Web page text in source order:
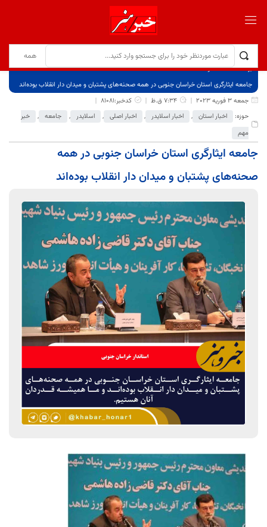
برگ نخست
نوشته‌ها
جامعه ایثارگری استان خراسان جنوبی در همه صحنه‌های پشتبان و میدان ‌دار انقلاب بوده‌اند
جمعه 3 فوریه 2023
7:34 ق.ظ
کدخبر:81081
حوزه:
اخبار استان , اخبار اسلایدر , اخبار اصلی , اسلایدر , جامعه ,
خبر
مهم
جامعه ایثارگری استان خراسان جنوبی در همه
صحنه‌های پشتبان و میدان ‌دار انقلاب بوده‌اند